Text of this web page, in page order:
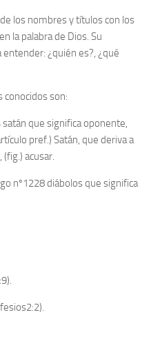
los nombres y títulos con los
la palabra de Dios. Su
¿quién es?, ¿qué
conocidos son:
que significa oponente,
pref.) Satán, que deriva a
acusar.
nº1228 diábolos que significa